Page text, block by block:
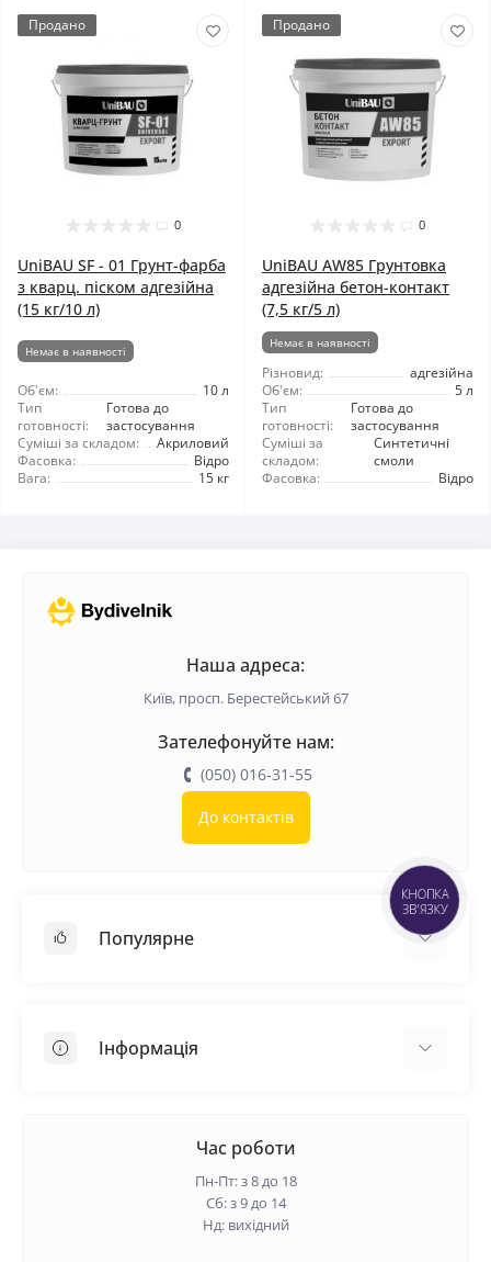
Продано
0
UniBAU SF - 01 Грунт-фарба
з кварц. піском адгезійна
(15 кг/10 л)
Немає в наявності
Об'єм:
10 л
Тип
готовності:
Готова до
застосування
Суміші за складом:
Акриловий
Фасовка:
Відро
Вага:
15 кг
Продано
0
UniBAU AW85 Грунтовка
адгезійна бетон-контакт
(7,5 кг/5 л)
Немає в наявності
Різновид:
адгезійна
Об'єм:
5 л
Тип
готовності:
Готова до
застосування
Суміші за
складом:
Синтетичні
смоли
Фасовка:
Відро
Наша адреса:
Київ, просп. Берестейський 67
Зателефонуйте нам:
(050) 016-31-55
До контактів
Популярне
Самовирівнююча суміш
Інформація
Гарантія та повернення
Час роботи
Пн-Пт: з 8 до 18
Сб: з 9 до 14
Нд: вихідний
КНОПКА
ЗВ'ЯЗКУ